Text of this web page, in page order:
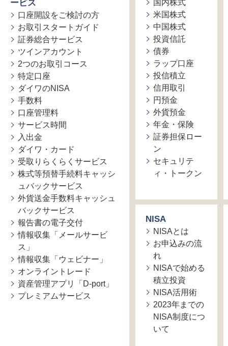
ービス
口座開設をご検討の方
お取引スタートガイド
証券総合サービス
ツインアカウント
2つのお取引コース
特定口座
ダイワのNISA
手数料
口座管理料
サービス時間
入出金
ダイワ・カード
受取りらくらくサービス
株式等預替手続料キャッシ
ュバックサービス
外貨送金手数料キャッシュ
バックサービス
報告書の電子交付
情報収集「メールサービ
ス」
情報収集「ウェビナー」
オンライントレード
資産管理アプリ「D-port」
プレミアムサービス
国内株式
米国株式
中国株式
投資信託
債券
ラップ口座
投信積立
信用取引
円預金
外貨預金
年金・保険
証券担保ロー
ン
セキュリテ
ィ・トークン
NISA
NISAとは
お申込みの流
れ
NISAで始める
積立投資
NISA活用術
2023年までの
NISA制度につ
いて